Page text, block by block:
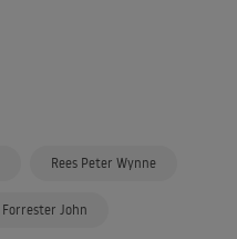
Rees Peter Wynne
Forrester John